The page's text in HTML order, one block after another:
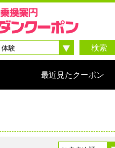
検索
最近見たクーポン